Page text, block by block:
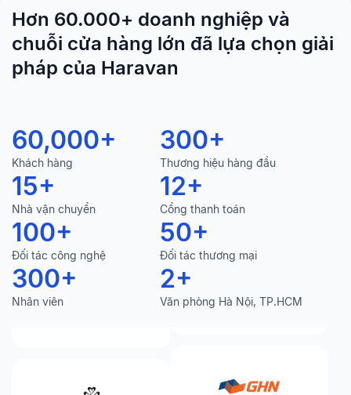
Hơn 60.000+ doanh nghiệp và
chuỗi cửa hàng lớn đã lựa chọn giải
pháp của Haravan
60,000+
Khách hàng
300+
Thương hiệu hàng đầu
15+
Nhà vận chuyển
12+
Cổng thanh toán
100+
Đối tác công nghệ
50+
Đối tác thương mại
300+
Nhân viên
2+
Văn phòng Hà Nội, TP.HCM